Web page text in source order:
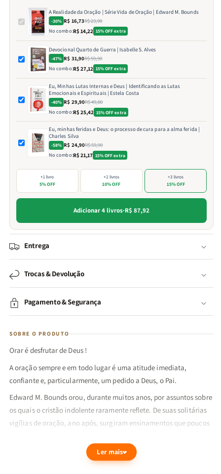
A Realidade da Oração | Série Vida de Oração | Edward M. Bounds
-30% R$ 16,73R$ 23,90
No combo:R$ 14,22 15% OFF extra
Devocional Quarto de Guerra | Isabelle S. Alves
-47% R$ 31,90R$ 59,90
No combo:R$ 27,12 15% OFF extra
Eu, Minhas Lutas Internas e Deus | Identificando as Lutas
Emocionais e Espirituais | Estela Costa
-40% R$ 29,90R$ 49,80
No combo:R$ 25,42 15% OFF extra
Eu, minhas feridas e Deus: o processo de cura para a alma ferida |
Charles Silva
-58% R$ 24,90R$ 59,90
No combo:R$ 21,17 15% OFF extra
+1 livro
5% OFF
+2 livros
10% OFF
+3 livros
15% OFF
Adicionar 4 livros·R$ 87,92
Entrega
Trocas & Devolução
Pagamento & Segurança
SOBRE O PRODUTO
Orar é desfrutar de Deus !
A oração sempre e em todo lugar é uma atitude imediata,
confiante e, particularmente, um pedido a Deus, o Pai.
Edward M. Bounds orou, durante muitos anos, por assuntos sobre
os quais o cristão indolente raramente reflete. De suas solitárias
vigílias de oração, ano após, surgiram ensinamentos que poucos
Escreveu de forma transcendente sobre oração, pois ele mesmo,
na prática, foi transcendente.
Ler mais